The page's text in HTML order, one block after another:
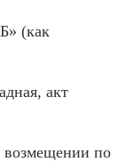
(как
акт
возмещении по